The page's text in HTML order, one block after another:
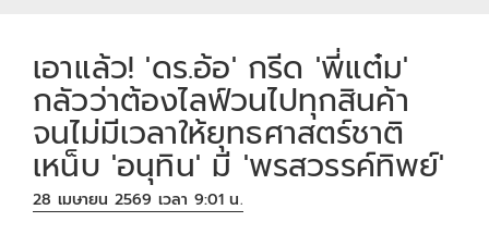
เอาแล้ว! 'ดร.อ้อ' กรีด 'พี่แต๋ม'
กลัวว่าต้องไลฟ์วนไปทุกสินค้า
จนไม่มีเวลาให้ยุทธศาสตร์ชาติ
เหน็บ 'อนุทิน' มี 'พรสวรรค์ทิพย์'
28 เมษายน 2569 เวลา 9:01 น.